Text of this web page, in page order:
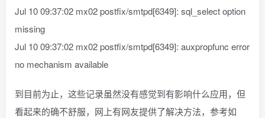
Jul 10 09:37:02 mx02 postfix/smtpd[6349]: sql_select option
missing
Jul 10 09:37:02 mx02 postfix/smtpd[6349]: auxpropfunc error
no mechanism available
到目前为止，这些记录虽然没有感觉到有影响什么应用，但
看起来的确不舒服，网上有网友提供了解决方法，参考如